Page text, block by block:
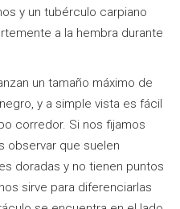
y un tubérculo carpiano
a la hembra durante
un tamaño máximo de
y a simple vista es fácil
corredor. Si nos fijamos
observar que suelen
doradas y no tienen puntos
sirve para diferenciarlas